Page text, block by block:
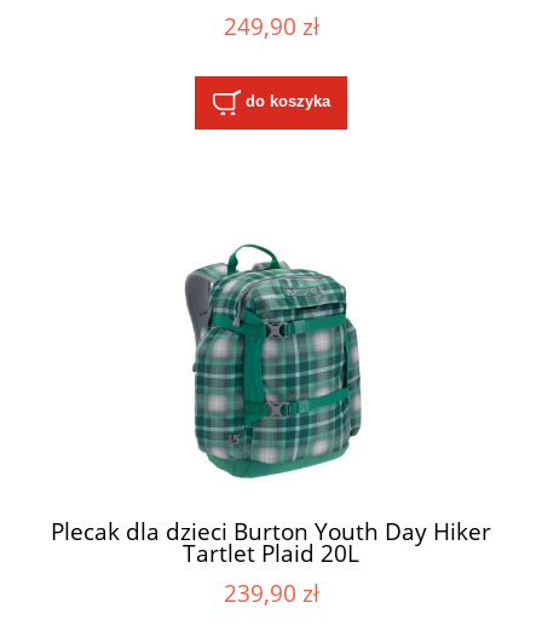
249,90 zł
do koszyka
Plecak dla dzieci Burton Youth Day Hiker
Tartlet Plaid 20L
239,90 zł